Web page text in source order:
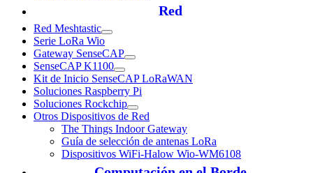
Red
Red Meshtastic
Serie LoRa Wio
Gateway SenseCAP
SenseCAP K1100
Kit de Inicio SenseCAP LoRaWAN
Soluciones Raspberry Pi
Soluciones Rockchip
Otros Dispositivos de Red
The Things Indoor Gateway
Guía de selección de antenas LoRa
Dispositivos WiFi-Halow Wio-WM6108